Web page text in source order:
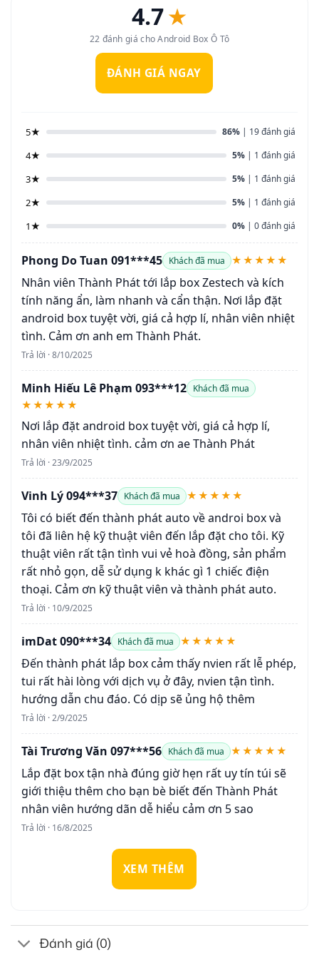
4.7★
22 đánh giá cho Android Box Ô Tô
ĐÁNH GIÁ NGAY
5★ 86% | 19 đánh giá
4★ 5% | 1 đánh giá
3★ 5% | 1 đánh giá
2★ 5% | 1 đánh giá
1★ 0% | 0 đánh giá
Phong Do Tuan 091***45 Khách đã mua ★★★★★
Nhân viên Thành Phát tới lắp box Zestech và kích
tính năng ẩn, làm nhanh và cẩn thận. Nơi lắp đặt
android box tuyệt vời, giá cả hợp lí, nhân viên nhiệt
tình. Cảm ơn anh em Thành Phát.
Trả lời · 8/10/2025
Minh Hiếu Lê Phạm 093***12 Khách đã mua
★★★★★
Nơi lắp đặt android box tuyệt vời, giá cả hợp lí,
nhân viên nhiệt tình. cảm ơn ae Thành Phát
Trả lời · 23/9/2025
Vinh Lý 094***37 Khách đã mua ★★★★★
Tôi có biết đến thành phát auto về androi box và
tôi đã liên hệ kỹ thuật viên đến lắp đặt cho tôi. Kỹ
thuật viên rất tận tình vui vẻ hoà đồng, sản phẩm
rất nhỏ gọn, dễ sử dụng k khác gì 1 chiếc điện
thoại. Cảm ơn kỹ thuật viên và thành phát auto.
Trả lời · 10/9/2025
imDat 090***34 Khách đã mua ★★★★★
Đến thành phát lắp box cảm thấy nvien rất lễ phép,
tui rất hài lòng với dịch vụ ở đây, nvien tận tình.
hướng dẫn chu đáo. Có dịp sẽ ủng hộ thêm
Trả lời · 2/9/2025
Tài Trương Văn 097***56 Khách đã mua ★★★★★
Lắp đặt box tận nhà đúng giờ hẹn rất uy tín túi sẽ
giới thiệu thêm cho bạn bè biết đến Thành Phát
nhân viên hướng dãn dễ hiểu cảm ơn 5 sao
Trả lời · 16/8/2025
XEM THÊM
Đánh giá (0)